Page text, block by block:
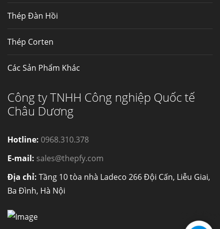
Thép Đàn Hồi
Thép Corten
Các Sản Phẩm Khác
Công ty TNHH Công nghiệp Quốc tế
Châu Dương
Hotline: 0968.310.378
E-mail: sales@thepfy.com
Địa chỉ: Tầng 10 tòa nhà Ladeco 266 Đội Cấn, Liễu Giai,
Ba Đình, Hà Nội